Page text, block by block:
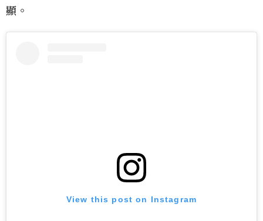
顯。
View this post on Instagram